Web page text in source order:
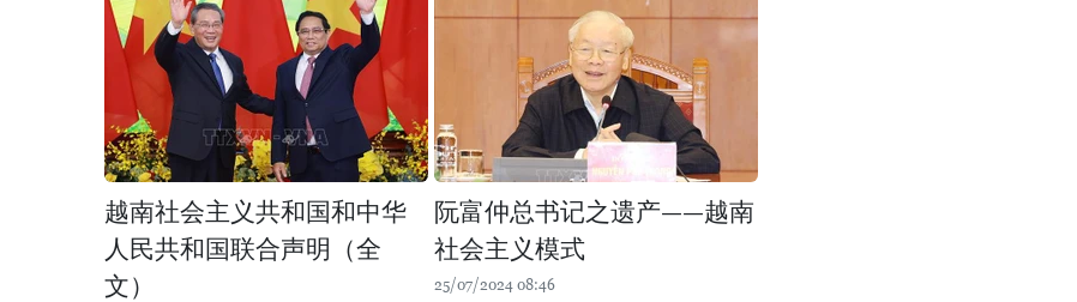
越南社会主义共和国和中华
人民共和国联合声明（全
文）
阮富仲总书记之遗产——越南
社会主义模式
25/07/2024 08:46